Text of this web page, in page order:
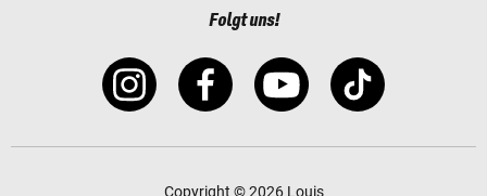
Folgt uns!
Copyright © 2026 Louis